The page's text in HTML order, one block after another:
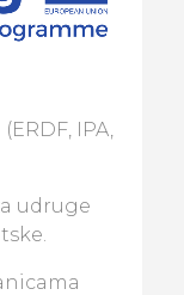
IPA,
udruge